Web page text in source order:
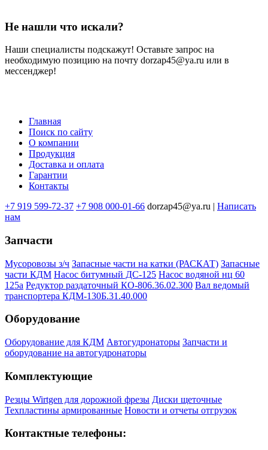
Не нашли что искали?
Наши специалисты подскажут! Оставьте запрос на
необходимую позицию на почту dorzap45@ya.ru или в
мессенджер!
Меню
подвале
Главная
Поиск по сайту
О компании
Продукция
Доставка и оплата
Гарантии
Контакты
+7 919 599-72-37 +7 908 000-01-66 dorzap45@ya.ru | Написать
нам
Запчасти
Мусоровозы з/ч Запасные части на катки (РАСКАТ) Запасные
части КДМ Насос битумный ДС-125 Насос водяной нц 60
125а Редуктор раздаточный КО-806.36.02.300 Вал ведомый
транспортера КДМ-130Б.31.40.000
Оборудование
Оборудование для КДМ Автогудронаторы Запчасти и
оборудование на автогудронаторы
Комплектующие
Резцы Wirtgen для дорожной фрезы Диски щеточные
Техпластины армированные Новости и отчеты отгрузок
Контактные телефоны: